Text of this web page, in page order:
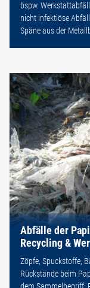
bspw.
nicht infektiöse
Späne aus der
Abfälle der
Recycling &
Zöpfe, Spuckstoffe,
Rückstände beim